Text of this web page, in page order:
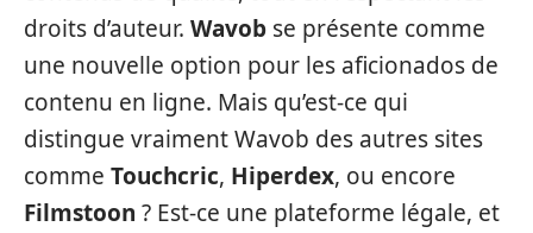
droits d’auteur. Wavob se présente comme
une nouvelle option pour les aficionados de
contenu en ligne. Mais qu’est-ce qui
distingue vraiment Wavob des autres sites
comme Touchcric, Hiperdex, ou encore
Filmstoon ? Est-ce une plateforme légale, et